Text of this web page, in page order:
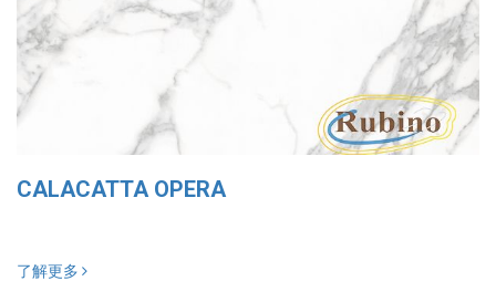
CALACATTA OPERA
了解更多